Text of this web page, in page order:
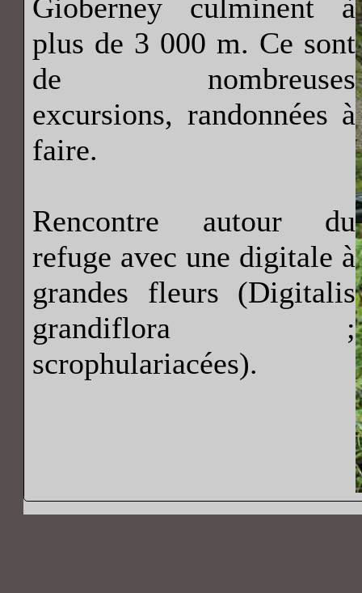
Gioberney culminent à
plus de 3 000 m. Ce sont
de nombreuses
excursions, randonnées à
faire.
Rencontre autour du
refuge avec une digitale à
grandes fleurs (Digitalis
grandiflora ;
scrophulariacées).